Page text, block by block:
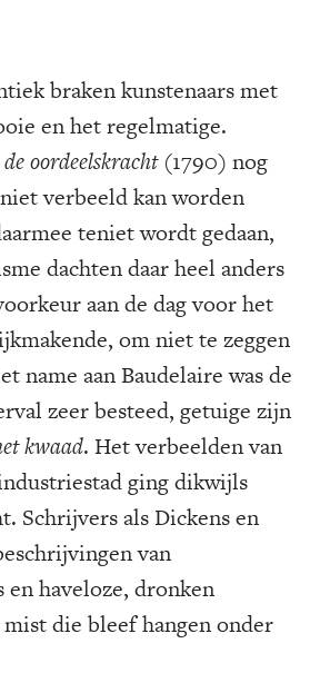
braken kunstenaars met
en het regelmatige.
oordeelskracht (1790) nog
verbeeld kan worden
teniet wordt gedaan,
dachten daar heel anders
aan de dag voor het
om niet te zeggen
name aan Baudelaire was de
zeer besteed, getuige zijn
kwaad. Het verbeelden van
ging dikwijls
Schrijvers als Dickens en
van
haveloze, dronken
die bleef hangen onder